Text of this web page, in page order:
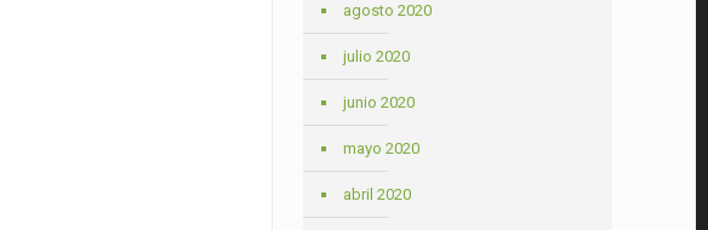
agosto 2020
julio 2020
junio 2020
mayo 2020
abril 2020